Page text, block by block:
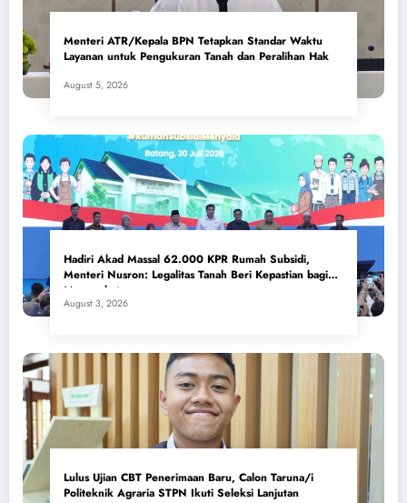
Menteri ATR/Kepala BPN Tetapkan Standar Waktu
Layanan untuk Pengukuran Tanah dan Peralihan Hak
August 5, 2026
Hadiri Akad Massal 62.000 KPR Rumah Subsidi,
Menteri Nusron: Legalitas Tanah Beri Kepastian bagi
Masyarakat
August 3, 2026
Lulus Ujian CBT Penerimaan Baru, Calon Taruna/i
Politeknik Agraria STPN Ikuti Seleksi Lanjutan